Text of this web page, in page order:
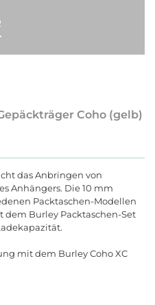
Coho (gelb)
das Anbringen von
Anhängers. Die 10 mm
Packtaschen-Modellen
Burley Packtaschen-Set
mit dem Burley Coho XC